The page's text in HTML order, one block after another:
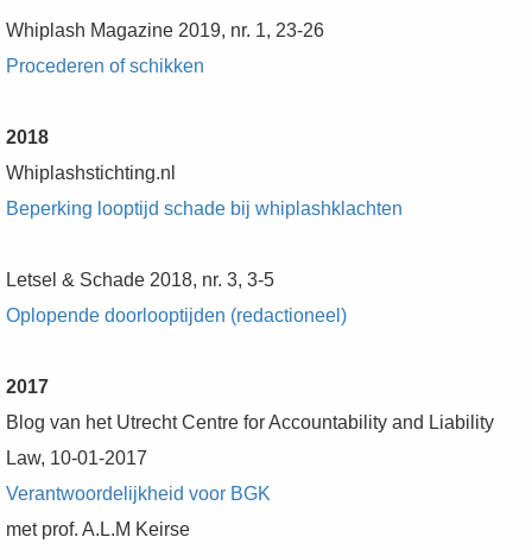
Whiplash Magazine 2019, nr. 1, 23-26
Procederen of schikken
2018
Whiplashstichting.nl
Beperking looptijd schade bij whiplashklachten
Letsel & Schade 2018, nr. 3, 3-5
Oplopende doorlooptijden (redactioneel)
2017
Blog van het Utrecht Centre for Accountability and Liability
Law, 10-01-2017
Verantwoordelijkheid voor BGK
met prof. A.L.M Keirse